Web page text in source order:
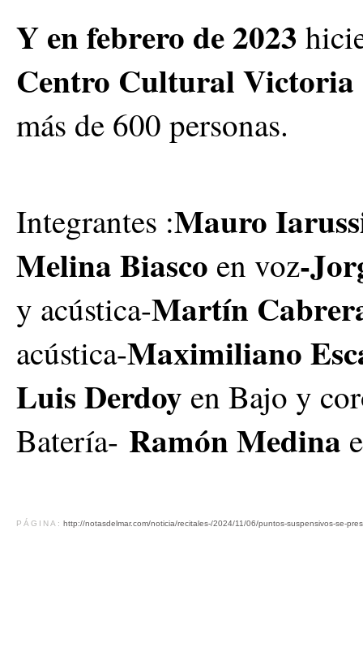
Y en febrero de 2023
Centro Cultural Victoria
más de 600 personas.
Integrantes :Mauro
Melina Biasco en voz-
y acústica-Martín
acústica-Maximiliano
Luis Derdoy en Bajo y
Batería- Ramón Medina
PÁGINA: http://notasdelmar.com/noticia/recitales-/2024/11/06/puntos-suspensivos-se-